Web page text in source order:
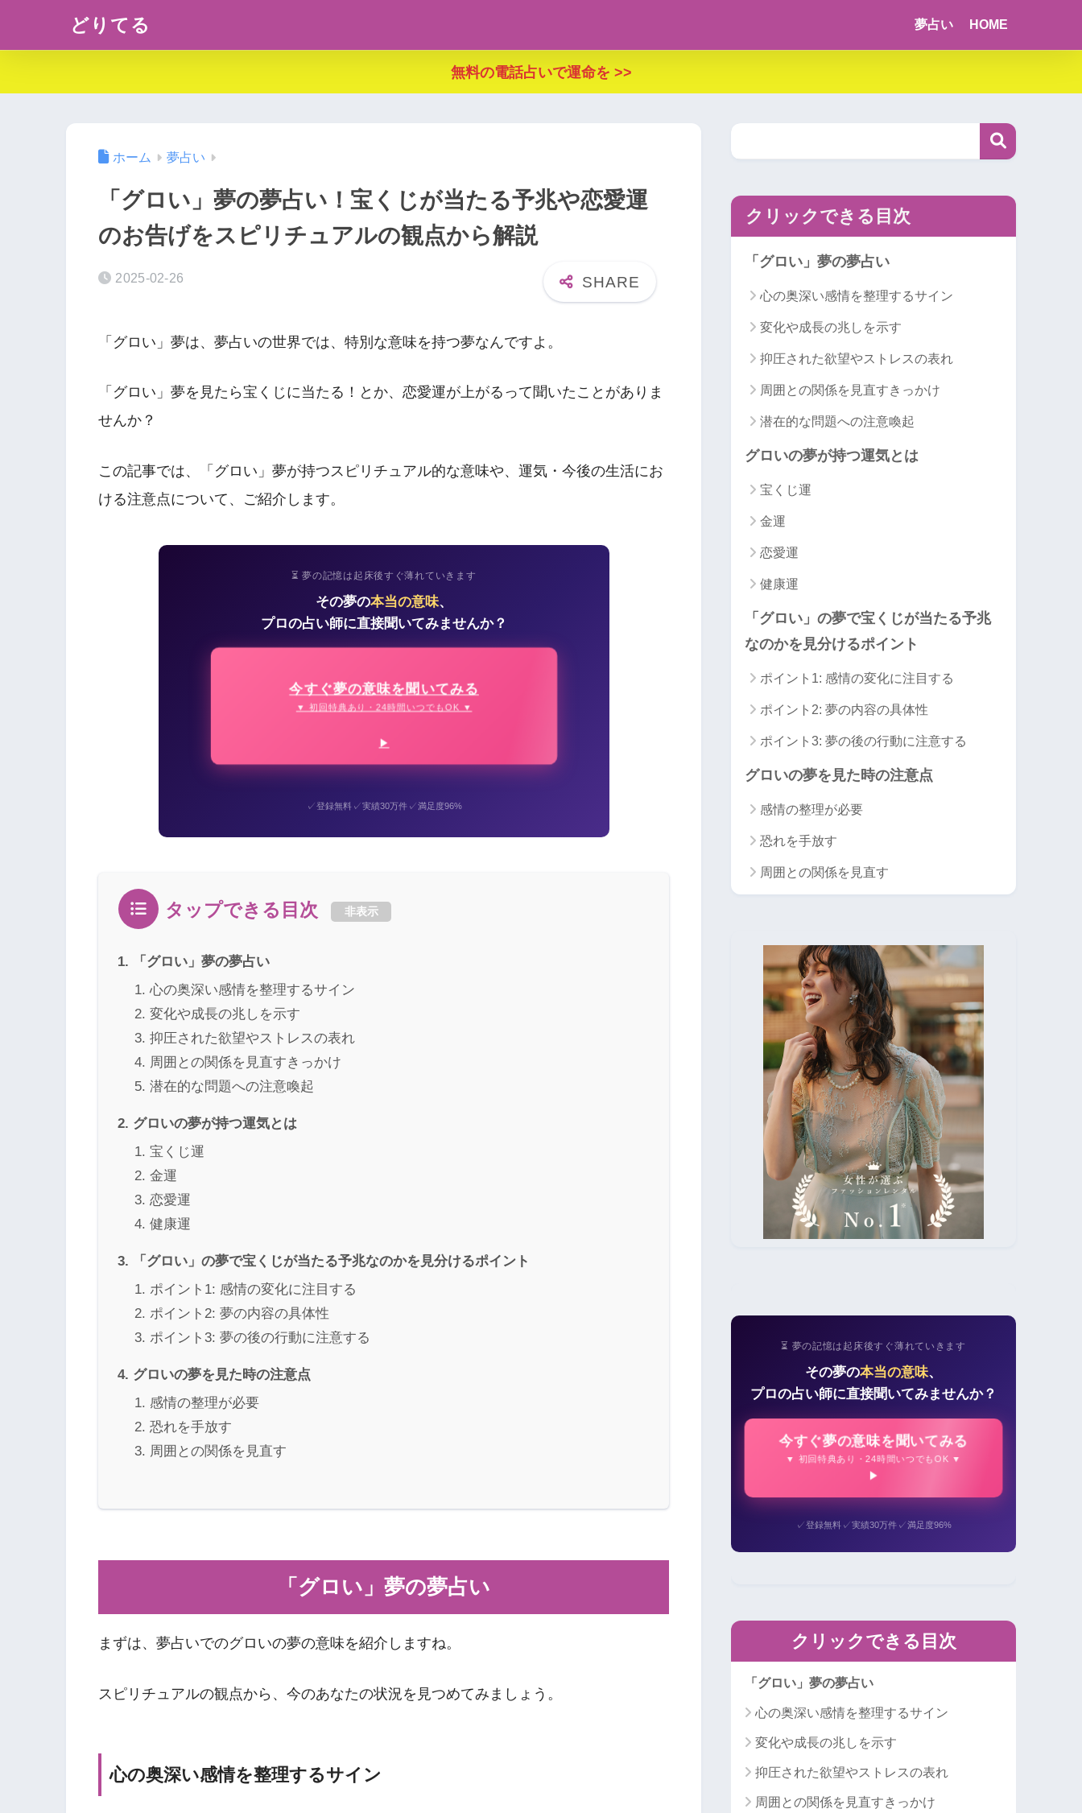
どりてる 夢占い HOME
無料の電話占いで運命を >>
ホーム 夢占い
「グロい」夢の夢占い！宝くじが当たる予兆や恋愛運
のお告げをスピリチュアルの観点から解説
2025-02-26
「グロい」夢は、夢占いの世界では、特別な意味を持つ夢なんですよ。
「グロい」夢を見たら宝くじに当たる！とか、恋愛運が上がるって聞いたことがありま
せんか？
この記事では、「グロい」夢が持つスピリチュアル的な意味や、運気・今後の生活にお
ける注意点について、ご紹介します。
⏳ 夢の記憶は起床後すぐ薄れていきます
その夢の本当の意味、
プロの占い師に直接聞いてみませんか？
今すぐ夢の意味を聞いてみる
▼ 初回特典あり・24時間いつでもOK ▼
✓登録無料✓実績30万件✓満足度96%
タップできる目次 非表示
「グロい」夢の夢占い
心の奥深い感情を整理するサイン
変化や成長の兆しを示す
抑圧された欲望やストレスの表れ
周囲との関係を見直すきっかけ
潜在的な問題への注意喚起
グロいの夢が持つ運気とは
宝くじ運
金運
恋愛運
健康運
「グロい」の夢で宝くじが当たる予兆なのかを見分けるポイント
ポイント1: 感情の変化に注目する
ポイント2: 夢の内容の具体性
ポイント3: 夢の後の行動に注意する
グロいの夢を見た時の注意点
感情の整理が必要
恐れを手放す
周囲との関係を見直す
「グロい」夢の夢占い
まずは、夢占いでのグロいの夢の意味を紹介しますね。
スピリチュアルの観点から、今のあなたの状況を見つめてみましょう。
心の奥深い感情を整理するサイン
クリックできる目次
「グロい」夢の夢占い
心の奥深い感情を整理するサイン
変化や成長の兆しを示す
抑圧された欲望やストレスの表れ
周囲との関係を見直すきっかけ
潜在的な問題への注意喚起
グロいの夢が持つ運気とは
宝くじ運
金運
恋愛運
健康運
「グロい」の夢で宝くじが当たる予兆
なのかを見分けるポイント
ポイント1: 感情の変化に注目する
ポイント2: 夢の内容の具体性
ポイント3: 夢の後の行動に注意する
グロいの夢を見た時の注意点
感情の整理が必要
恐れを手放す
周囲との関係を見直す
⏳ 夢の記憶は起床後すぐ薄れていきます
その夢の本当の意味、
プロの占い師に直接聞いてみませんか？
今すぐ夢の意味を聞いてみる
▼ 初回特典あり・24時間いつでもOK ▼
✓登録無料 ✓実績30万件 ✓満足度96%
クリックできる目次
「グロい」夢の夢占い
心の奥深い感情を整理するサイン
変化や成長の兆しを示す
抑圧された欲望やストレスの表れ
周囲との関係を見直すきっかけ